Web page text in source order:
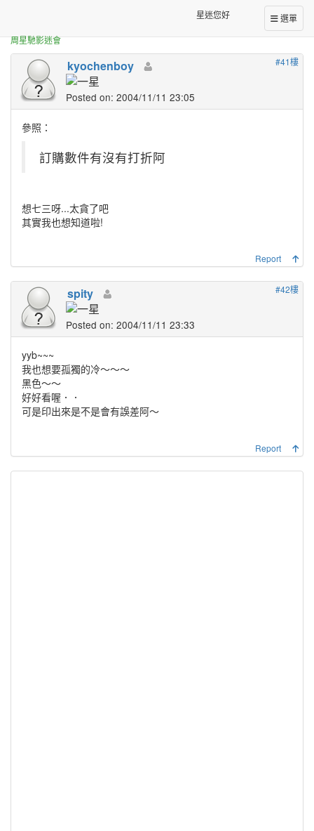
選單
星迷您好
周星馳影迷會
[投票]星樂園功夫T備案投票~~~
#41樓
kyochenboy
Posted on: 2004/11/11 23:05
參照：
訂購數件有沒有打折阿
想七三呀...太貪了吧
其實我也想知道啦!
Report
#42樓
spity
Posted on: 2004/11/11 23:33
yyb~~~
我也想要孤獨的冷～～～
黑色～～
好好看喔．．
可是印出來是不是會有誤差阿～
Report